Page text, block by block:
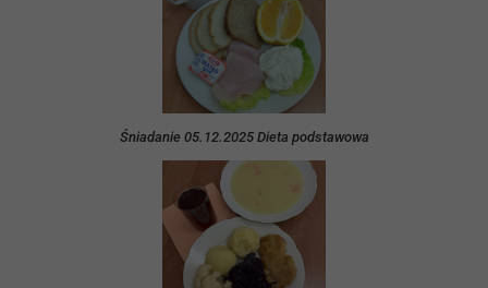
Śniadanie 05.12.2025 Dieta podstawowa